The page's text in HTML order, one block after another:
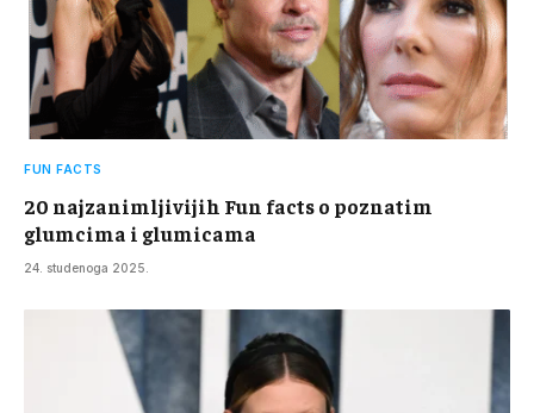
FUN FACTS
20 najzanimljivijih Fun facts o poznatim
glumcima i glumicama
24. studenoga 2025.